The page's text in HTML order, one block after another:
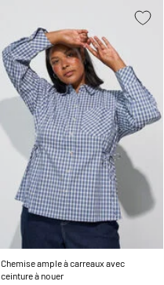
Chemise ample à carreaux avec
ceinture à nouer